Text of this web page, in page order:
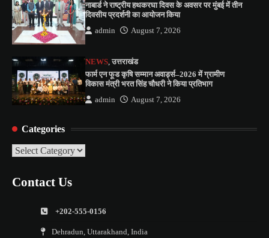
नाबार्ड ने राष्ट्रीय हथकरघा दिवस के अवसर पर मुंबई में तीन
दिवसीय प्रदर्शनी का आयोजन किया
admin August 7, 2026
NEWS ,उत्तराखंड
फार्म एन फूड कृषि सम्मान अवार्ड्स–2026 में ग्रामीण
विकास मंत्री भरत सिंह चौधरी ने किया प्रतिभाग
admin August 7, 2026
Categories
Categories
Contact Us
+202-555-0156
Dehradun, Uttarakhand, India